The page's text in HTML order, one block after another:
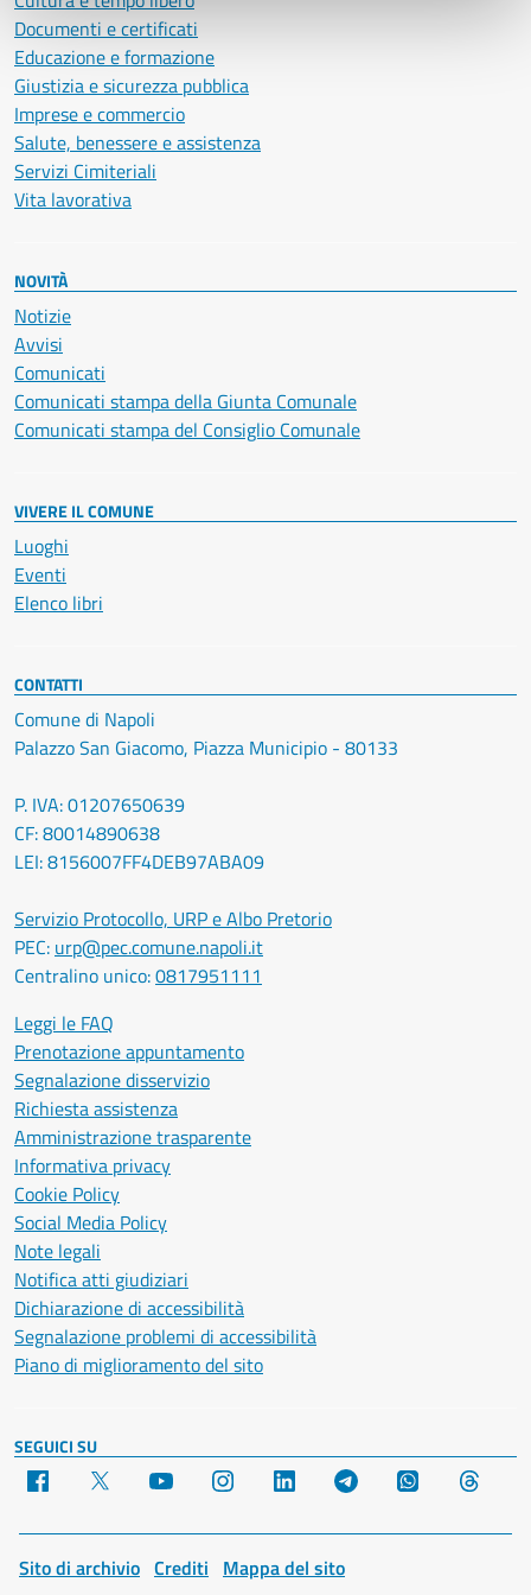
Documenti e certificati
Educazione e formazione
Giustizia e sicurezza pubblica
Imprese e commercio
Salute, benessere e assistenza
Servizi Cimiteriali
Vita lavorativa
NOVITÀ
Notizie
Avvisi
Comunicati
Comunicati stampa della Giunta Comunale
Comunicati stampa del Consiglio Comunale
VIVERE IL COMUNE
Luoghi
Eventi
Elenco libri
CONTATTI
Comune di Napoli
Palazzo San Giacomo, Piazza Municipio - 80133
P. IVA: 01207650639
CF: 80014890638
LEI: 8156007FF4DEB97ABA09
Servizio Protocollo, URP e Albo Pretorio
PEC: urp@pec.comune.napoli.it
Centralino unico:0817951111
Leggi le FAQ
Prenotazione appuntamento
Segnalazione disservizio
Richiesta assistenza
Amministrazione trasparente
Informativa privacy
Cookie Policy
Social Media Policy
Note legali
Notifica atti giudiziari
Dichiarazione di accessibilità
Segnalazione problemi di accessibilità
Piano di miglioramento del sito
SEGUICI SU
Facebook YouTube Instagram LinkedIn Telegram WhatsApp
Sito di archivio Crediti Mappa del sito